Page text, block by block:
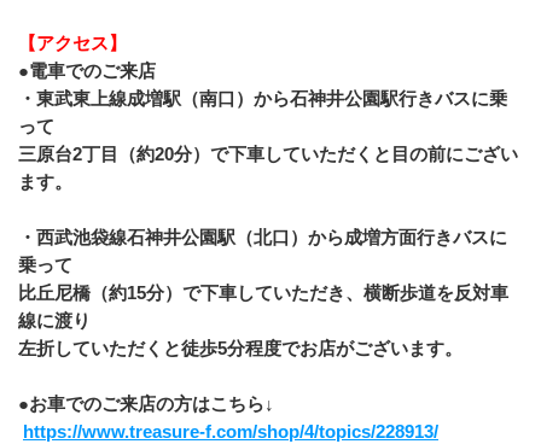
【アクセス】
●電車でのご来店
・東武東上線成増駅（南口）から石神井公園駅行きバスに乗
って
三原台2丁目（約20分）で下車していただくと目の前にござい
ます。
・西武池袋線石神井公園駅（北口）から成増方面行きバスに
乗って
比丘尼橋（約15分）で下車していただき、横断歩道を反対車
線に渡り
左折していただくと徒歩5分程度でお店がございます。
●お車でのご来店の方はこちら↓
https://www.treasure-f.com/shop/4/topics/228913/